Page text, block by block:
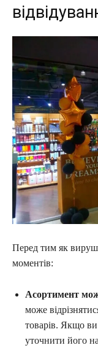
Перед тим як
моментів:
Асортимент
може
товарів. Якщо
уточнити його